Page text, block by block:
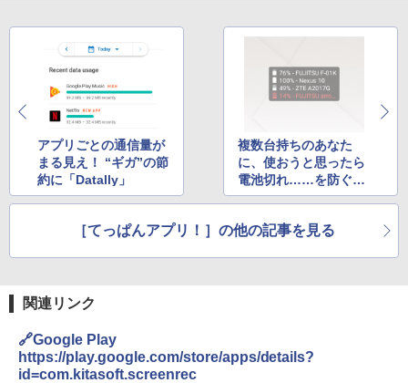
アプリごとの通信量が
まる見え！ “ギガ”の節
約に「Datally」
複数台持ちのあなた
に、使おうと思ったら
電池切れ……を防ぐ
「Cross-Device Batte
［てっぱんアプリ！］の他の記事を見る
関連リンク
🔗Google Play
https://play.google.com/store/apps/details?
id=com.kitasoft.screenrec